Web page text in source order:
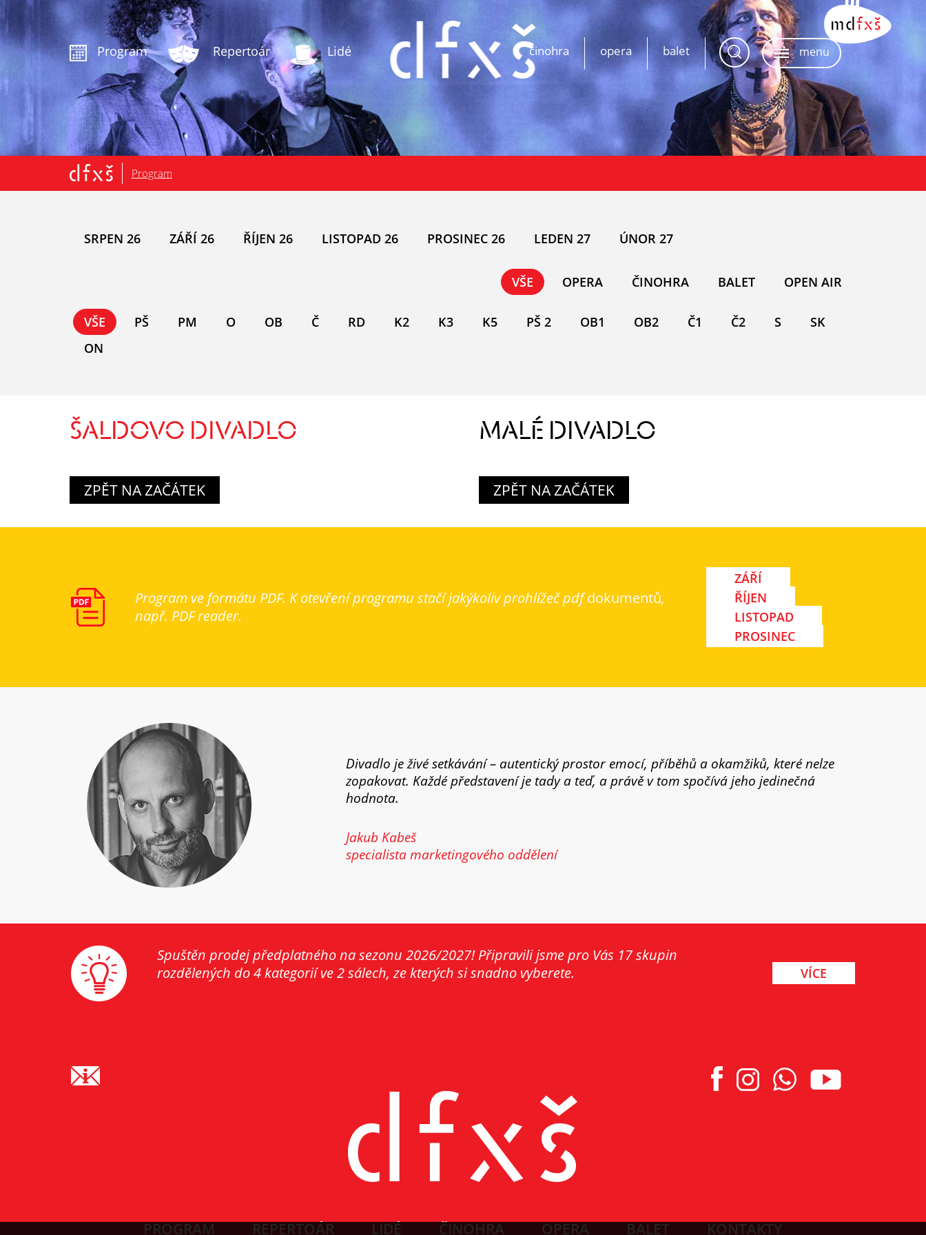
Program Repertoár Lidé menu
balet
opera
činohra
.
Program
SRPEN 26 ZÁŘÍ 26 ŘÍJEN 26 LISTOPAD 26 PROSINEC 26 LEDEN 27 ÚNOR 27
VŠE OPERA ČINOHRA BALET OPEN AIR
VŠE PŠ PM O OB Č RD K2 K3 K5 PŠ 2 OB1 OB2 Č1 Č2 S
SK
ON
ŠALDOVO DIVADLO
ZPĚT NA ZAČÁTEK
MALÉ DIVADLO
ZPĚT NA ZAČÁTEK
Program ve formátu PDF. K otevření programu stačí jakýkoliv prohlížeč pdfdokumentů,
např. PDF reader.
ZÁŘÍ
ŘÍJEN
LISTOPAD
PROSINEC
Divadlo je živé setkávání – autentický prostor emocí, příběhů a okamžiků, které nelze
zopakovat. Každé představení je tady a teď, a právě v tom spočívá jeho jedinečná
hodnota.
Jakub Kabeš
specialista marketingového oddělení
Spuštěn prodej předplatného na sezonu 2026/2027! Připravili jsme pro Vás 17 skupin
rozdělených do 4 kategorií ve 2 sálech, ze kterých si snadno vyberete.
VÍCE
PROGRAM REPERTOÁR LIDÉ ČINOHRA OPERA BALET KONTAKTY